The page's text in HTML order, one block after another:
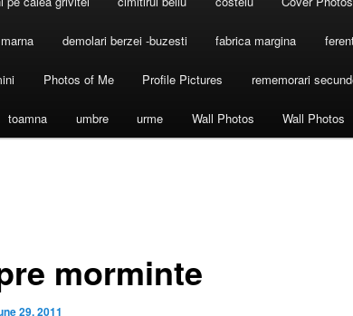
demolari berzei -buzesti fabrica margina
Photos of Me Profile Pictures rememorari
toamna umbre urme Wall Photos Wall Photos
morminte
29, 2011